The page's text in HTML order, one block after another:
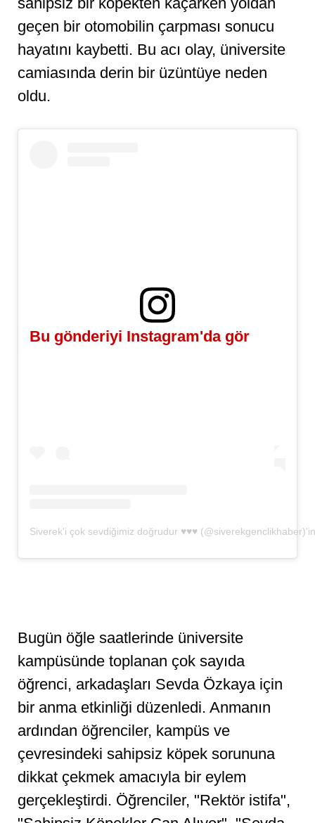
geçen bir otomobilin çarpması sonucu
hayatını kaybetti. Bu acı olay, üniversite
camiasında derin bir üzüntüye neden
oldu.
Bu gönderiyi Instagram'da gör
Siverek'i çok sevdiğimiz doğrudur ♥️♥️♥️
Bugün öğle saatlerinde üniversite
kampüsünde toplanan çok sayıda
öğrenci, arkadaşları Sevda Özkaya için
bir anma etkinliği düzenledi. Anmanın
ardından öğrenciler, kampüs ve
çevresindeki sahipsiz köpek sorununa
dikkat çekmek amacıyla bir eylem
gerçekleştirdi. Öğrenciler, "Rektör istifa",